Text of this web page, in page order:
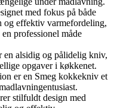
med fokus på både
effektiv varmefordeling,
professionel måde
alsidig og pålidelig kniv,
opgaver i køkkenet.
er en Smeg kokkekniv et
stilfuldt design med